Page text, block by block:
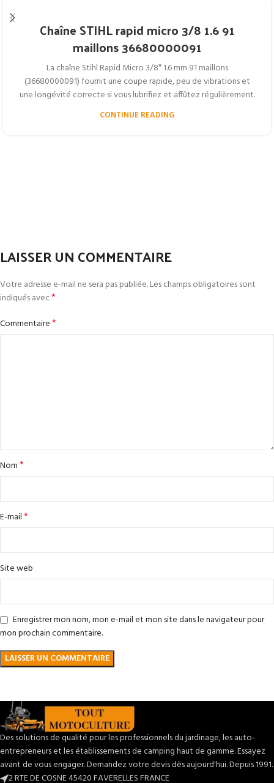
Chaîne STIHL rapid micro 3/8 1.6 91
maillons 36680000091
La chaîne Stihl Rapid Micro 3/8″ 1.6 mm 91 maillons
(36680000091) fournit une coupe rapide, peu de vibrations et
une longévité correcte si vous lubrifiez et affûtez régulièrement.
CONTINUE READING
LAISSER UN COMMENTAIRE
Votre adresse e-mail ne sera pas publiée.Les champs obligatoires sont
indiqués avec*
Commentaire*
Nom*
E-mail*
Site web
Enregistrer mon nom, mon e-mail et mon site dans le navigateur pour
mon prochain commentaire.
Des solutions de qualité pour les professionnels du jardinage, les auto-
entrepreneurs et les établissements de camping haut de gamme. Essayez
avant de vous engager. Demandez votre devis dès aujourd'hui. Depuis 1991.
2 RTE DE COSNE 45420 FAVERELLES FRANCE